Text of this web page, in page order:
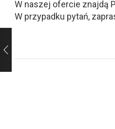
W naszej ofercie znajdą
W przypadku pytań,